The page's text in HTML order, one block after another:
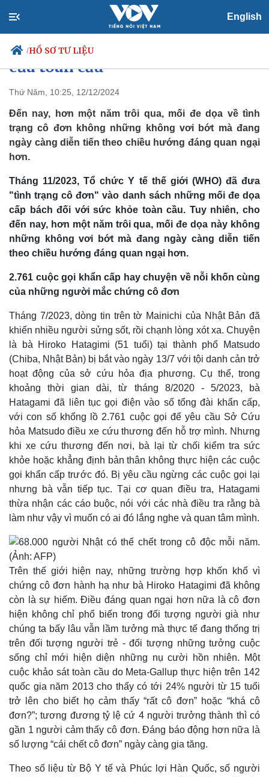
English
/HỒ SƠ TƯ LIỆU
Chính trị
Đảng
Tổ chức nhân sự
Quốc hội
Xã hội
Tin 24h
Dự báo thời tiết
Việc làm
Biển đảo
Thế giới
Quan sát
Cuộc sống đó đây
Hồ sơ
Multimedia
Video
Ảnh
E-Magazine
Infographic
Bất động sản
Giá vàng
Cô đơn: 'Đại dịch' chưa có lối ra
của toàn cầu
Thứ Năm, 10:25, 12/12/2024
Đến nay, hơn một năm trôi qua, mối đe dọa về tình
trạng cô đơn không những không vơi bớt mà đang
ngày càng diễn tiến theo chiều hướng đáng quan ngại
hơn.
Tháng 11/2023, Tổ chức Y tế thế giới (WHO)đã đưa
"tình trạng cô đơn"vào danh sách những mối đe dọa
cấp bách đối với sức khỏe toàn cầu. Tuy nhiên, cho
đến nay, hơn một năm trôi qua, mối đe dọa này không
những không vơi bớt mà đang ngày càng diễn tiến
theo chiều hướng đáng quan ngại hơn.
2.761 cuộc gọi khẩn cấp hay chuyện về nỗi khốn cùng
của những người mắc chứng cô đơn
Tháng 7/2023, dòng tin trên tờ Mainichi của Nhật Bản đã
khiến nhiều người sửng sốt, rồi chạnh lòng xót xa. Chuyện
là bà Hiroko Hatagimi (51 tuổi) tại thành phố Matsudo
(Chiba, Nhật Bản) bị bắt vào ngày 13/7 với tội danh cản trở
hoạt động của sở cứu hỏa địa phương. Cụ thể, trong
khoảng thời gian dài, từ tháng 8/2020 - 5/2023, bà
Hatagami đã liên tục gọi điện vào số tổng đài khẩn cấp,
với con số khổng lồ 2.761 cuộc gọi để yêu cầu Sở Cứu
hỏa Matsudo điều xe cứu thương đến hỗ trợ mình. Nhưng
khi xe cứu thương đến nơi, bà lại từ chối kiểm tra sức
khỏe hoặc khẳng định bản thân không thực hiện các cuộc
gọi khẩn cấp trước đó. Bị yêu cầu ngừng các cuộc gọi lại
nhưng bà vẫn tiếp tục. Tại cơ quan điều tra, Hatagami
thừa nhận các cáo buộc, nói với các nhà điều tra rằng bà
làm như vậy vì muốn có ai đó lắng nghe và quan tâm mình.
Trên thế giới hiện nay, những trường hợp khốn khổ vì
chứng cô đơn hành hạ như bà Hiroko Hatagimi đã không
còn là sự hiếm. Điều đáng quan ngại hơn nữa là cô đơn
hiện không chỉ phổ biến trong đối tượng người già như
chúng ta bấy lâu vẫn lầm tưởng mà thực tế đang thống trị
trên đối tượng người trẻ - đối tượng những tưởng cuộc
sống chỉ mới hiện diện những nụ cười hồn nhiên. Một
cuộc khảo sát toàn cầu do Meta-Gallup thực hiện trên 142
quốc gia năm 2013 cho thấy có tới 24% người từ 15 tuổi
trở lên cho biết họ cảm thấy “rất cô đơn” hoặc “khá cô
đơn?”; tương đương tỷ lệ cứ 4 người trưởng thành thì có
gần 1 người cảm thấy cô đơn. Đáng báo động hơn nữa là
số lượng “cái chết cô đơn” ngày càng gia tăng.
Theo số liệu từ Bộ Y tế và Phúc lợi Hàn Quốc, số người